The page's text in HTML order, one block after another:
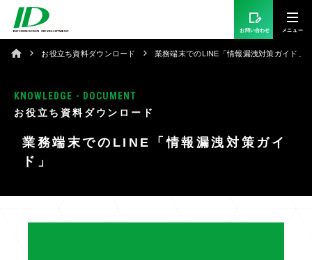
お問い合わせ
お役立ち資料ダウンロード 業務端末でのLINE「情報漏洩対策ガイド」
KNOWLEDGE - DOCUMENT
お役立ち資料ダウンロード
業務端末でのLINE「情報漏洩対策ガイ
ド」